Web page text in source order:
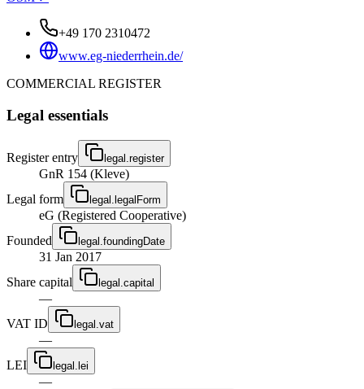
+49 170 2310472
www.eg-niederrhein.de/
COMMERCIAL REGISTER
Legal essentials
Register entry legal.register
GnR 154 (Kleve)
Legal form
legal.legalForm
eG (Registered Cooperative)
Founded
legal.foundingDate
31 Jan 2017
Share capital
legal.capital
—
VAT ID
legal.vat
—
LEI
legal.lei
—